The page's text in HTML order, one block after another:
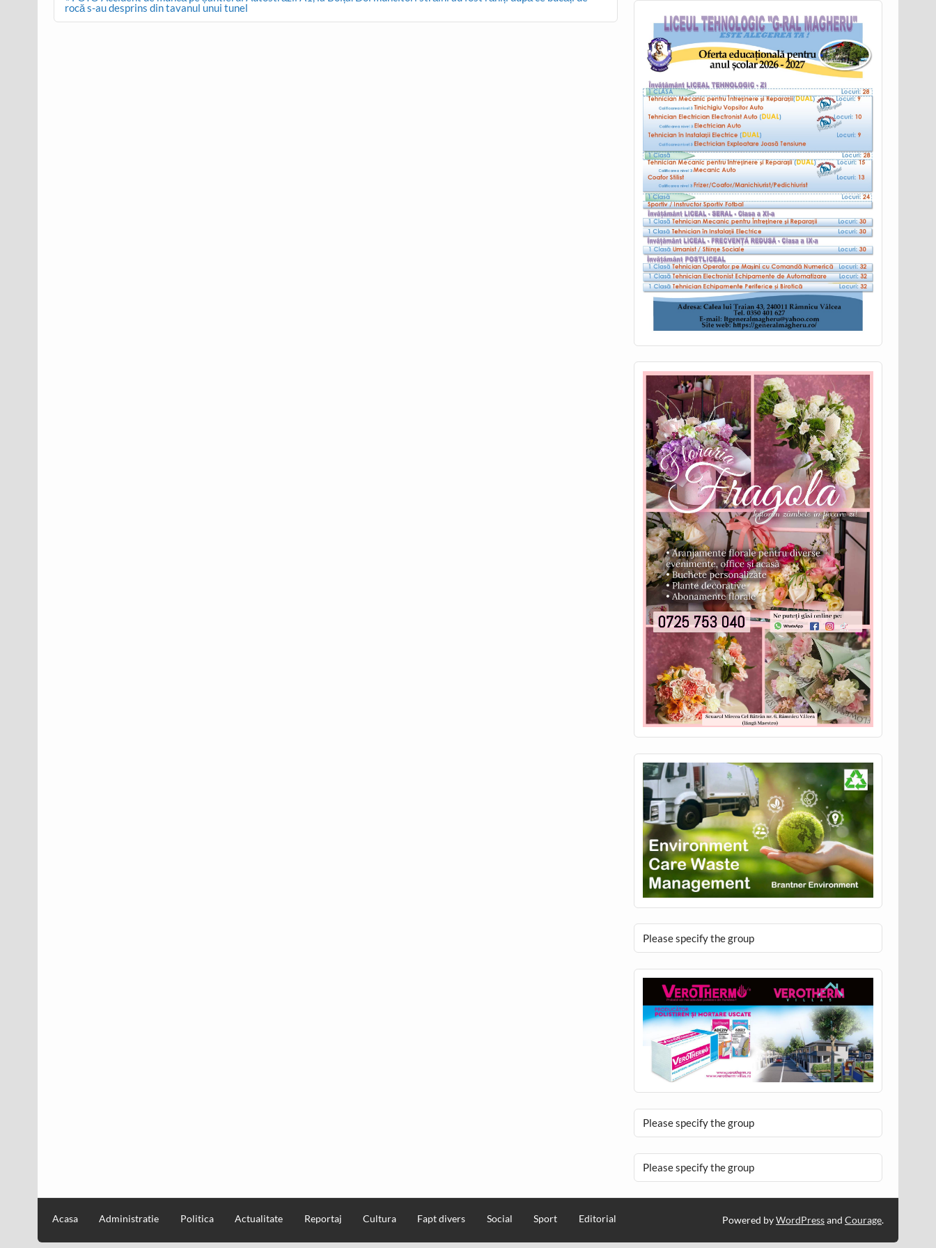
navigation
rocă s-au desprins din tavanul unui tunel
Please specify the group
Please specify the group
Please specify the group
Acasa Administratie Politica Actualitate Reportaj Cultura Fapt divers Social Sport Editorial Powered byWordPressand Courage.